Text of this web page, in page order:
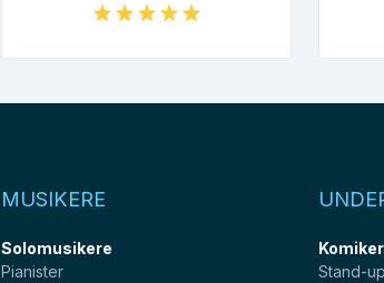
MUSIKERE
Solomusikere
Pianister
Stand-